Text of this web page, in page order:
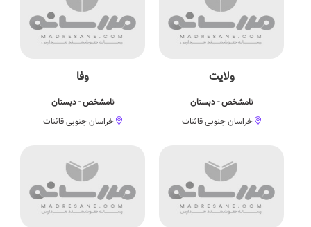
ولایت
نامشخص - دبستان
خراسان جنوبی قائنات
وفا
نامشخص - دبستان
خراسان جنوبی قائنات